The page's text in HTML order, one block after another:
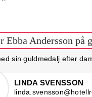
sin guldmedalj efter
LINDA SVENSSON